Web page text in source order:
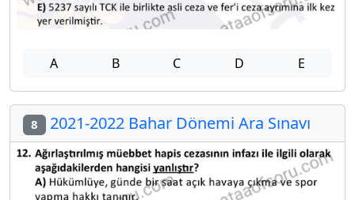
A B C D E
8 2021-2022 Bahar Dönemi Ara Sınavı